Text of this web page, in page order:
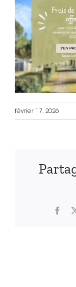
février 17, 2026